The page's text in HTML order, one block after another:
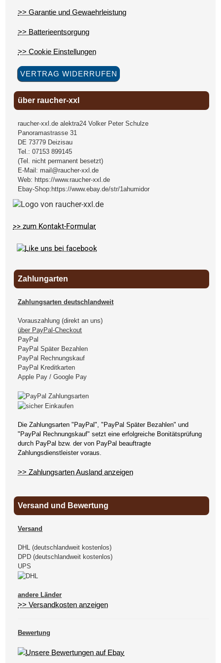
>> Garantie und Gewaehrleistung
>> Batterieentsorgung
>> Cookie Einstellungen
VERTRAG WIDERRUFEN
über raucher-xxl
raucher-xxl.de alektra24 Volker Peter Schulze
Panoramastrasse 31
DE 73779 Deizisau
Tel.:07153 899145
(Tel. nicht permanent besetzt)
E-Mail: mail@raucher-xxl.de
Web: https://www.raucher-xxl.de
Ebay-Shop: https://www.ebay.de/str/1ahumidor
>> zum Kontakt-Formular
Zahlungarten
Zahlungsarten deutschlandweit
Vorauszahlung (direkt an uns)
über PayPal-Checkout
PayPal
PayPal Später Bezahlen
PayPal Rechnungskauf
PayPal Kreditkarten
Apple Pay / Google Pay
Die Zahlungsarten "PayPal", "PayPal Später Bezahlen" und
"PayPal Rechnungskauf" setzt eine erfolgreiche Bonitätsprüfung
durch PayPal bzw. der von PayPal beauftragte
Zahlungsdienstleister voraus.
>> Zahlungsarten Ausland anzeigen
Versand und Bewertung
Versand
DHL (deutschlandweit kostenlos)
DPD (deutschlandweit kostenlos)
UPS
andere Länder
>> Versandkosten anzeigen
Bewertung